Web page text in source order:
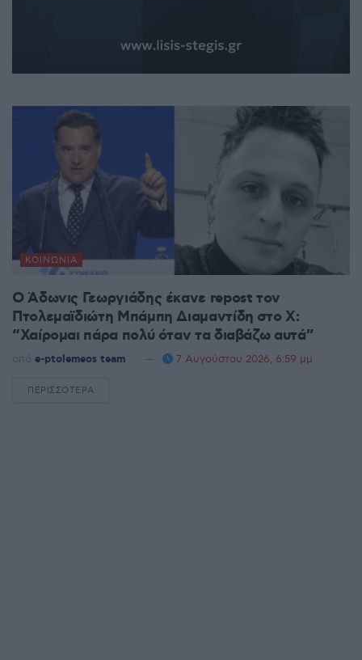
ΚΟΙΝΩΝΊΑ
Ο Άδωνις Γεωργιάδης έκανε repost τον
Πτολεμαϊδιώτη Μπάμπη Διαμαντίδη στο X:
“Χαίρομαι πάρα πολύ όταν τα διαβάζω αυτά”
από e-ptolemeos team 7 Αυγούστου 2026, 6:59 μμ
ΠΕΡΙΣΣΌΤΕΡΑ